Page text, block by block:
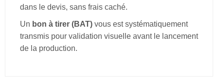
dans le devis, sans frais caché.
Un bon à tirer (BAT) vous est systématiquement
transmis pour validation visuelle avant le lancement
de la production.